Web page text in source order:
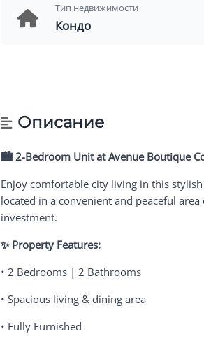
Тип недвижимости
Кондо
Описание
🏙️ 2-Bedroom Unit at Avenue Boutique
Enjoy comfortable city living in this
located in a convenient and peaceful
investment.
✨ Property Features:
• 2 Bedrooms | 2 Bathrooms
• Spacious living & dining area
• Fully Furnished